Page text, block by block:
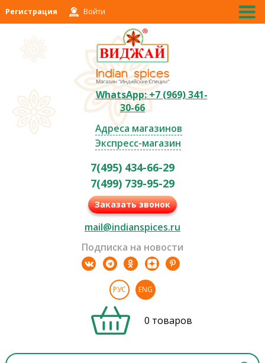
Регистрация Войти
WhatsApp: +7 (969) 341-
30-66
Адреса магазинов
Экспресс-магазин
7(495) 434-66-29
7(499) 739-95-29
Заказать звонок
mail@indianspices.ru
Подписка на новости
РУС ENG
0 товаров